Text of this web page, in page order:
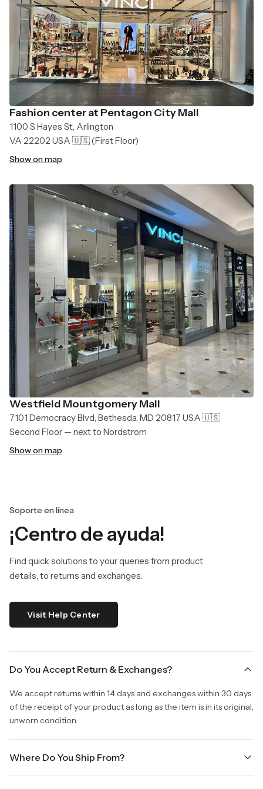
Fashion center at Pentagon City Mall
1100 S Hayes St, Arlington
VA 22202 USA 🇺🇸(First Floor)
Show on map
Westfield Mountgomery Mall
7101 Democracy Blvd, Bethesda, MD 20817 USA 🇺🇸
Second Floor — next to Nordstrom
Show on map
Soporte en línea
¡Centro de ayuda!
Find quick solutions to your queries from product
details, to returns and exchanges.
Visit Help Center
Do You Accept Return & Exchanges?
We accept returns within 14 days and exchanges within 30 days
of the receipt of your product as long as the item is in its original,
unworn condition.
Where Do You Ship From?